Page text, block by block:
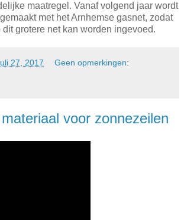
maatregel. Vanaf volgend jaar wordt
met het Arnhemse gasnet, zodat
dit grotere net kan worden ingevoed.
27, 2017 Geen opmerkingen:
voor zonnezeilen